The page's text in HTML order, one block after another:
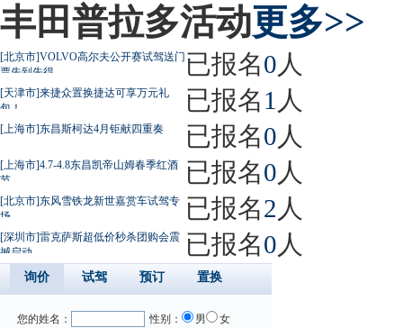
丰田普拉多活动更多>>
[北京市]VOLVO高尔夫公开赛试驾送门
票先到先得
已报名0 人
[天津市]来捷众置换捷达可享万元礼
包！
已报名1 人
[上海市]东昌斯柯达4月钜献四重奏 已报名0 人
[上海市]4.7-4.8东昌凯帝山姆春季红酒
节
已报名0 人
[北京市]东风雪铁龙新世嘉赏车试驾专
场
已报名2 人
[深圳市]雷克萨斯超低价秒杀团购会震
撼启动
已报名0 人
询价 试驾 预订 置换
您的姓名： 性别： 男 女